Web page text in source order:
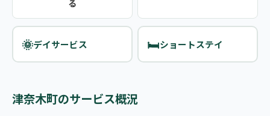
る
🌞デイサービス 🛏️ショートステイ
津奈木町のサービス概況